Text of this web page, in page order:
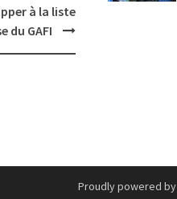
à la liste
du GAFI
Proudly powered by